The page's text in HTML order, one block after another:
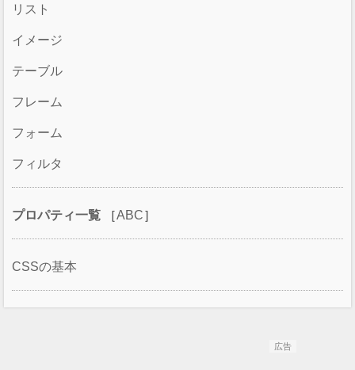
リスト
イメージ
テーブル
フレーム
フォーム
フィルタ
プロパティ一覧 ［ABC］
CSSの基本
広告